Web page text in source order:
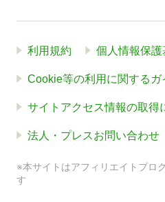
利用規約 個人情報保護
Cookie等の利用に関するガ
サイトアクセス情報の取得
法人・プレスお問い合わせ
※本サイトはアフィリエイトプロ
す